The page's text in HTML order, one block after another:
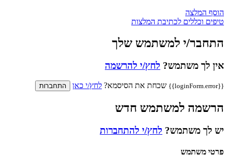
הוסף המלצה
טיפים וכללים לכתיבת המלצות
התחבר/י למשתמש שלך
אין לך משתמש? לחץ/י להרשמה
{{loginForm.error}} שכחת את הסיסמא? לחץ/י כאן התחברות
הרשמה למשתמש חדש
יש לך משתמש? לחץ/י להתחברות
פרטי משתמש